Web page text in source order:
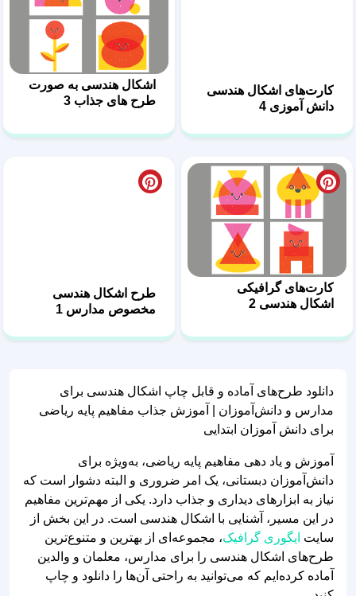
دانش آموزی 4
اشکال هندسی به صورت
طرح های جذاب 3
کارت‌های گرافیکی
اشکال هندسی 2
مخصوص مدارس 1
مدارس و دانش‌آموزان | آموزش جذاب مفاهیم پایه ریاضی
برای دانش آموزان ابتدایی
آموزش و یاد دهی مفاهیم پایه ریاضی، به‌ویژه برای
دانش‌آموزان دبستانی، یک امر ضروری و البته دشوار است که
نیاز به ابزارهای دیداری و جذاب دارد. یکی از مهم‌ترین مفاهیم
در این مسیر، آشنایی با اشکال هندسی است. در این بخش از
سایت
ایگوری گرافیک
، مجموعه‌ای از بهترین و متنوع‌ترین
طرح‌های اشکال هندسی را برای مدارس، معلمان و والدین
آماده کرده‌ایم که می‌توانید به راحتی آن‌ها را دانلود و چاپ
کنید.